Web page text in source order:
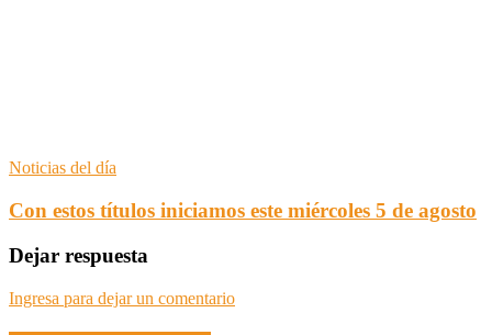
Noticias del día
Con estos títulos iniciamos este miércoles 5 de agosto
Dejar respuesta
Ingresa para dejar un comentario